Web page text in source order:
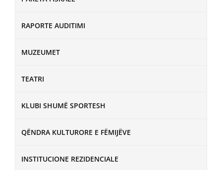
RAPORTE AUDITIMI
MUZEUMET
TEATRI
KLUBI SHUMË SPORTESH
QËNDRA KULTURORE E FËMIJËVE
INSTITUCIONE REZIDENCIALE